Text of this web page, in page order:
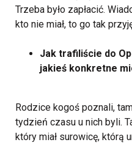
Trzeba było zapłacić.
kto nie miał, to go tak
Jak trafiliście do
jakieś konkretne
Rodzice kogoś poznali,
tydzień czasu u nich byli.
który miał surowicę, którą